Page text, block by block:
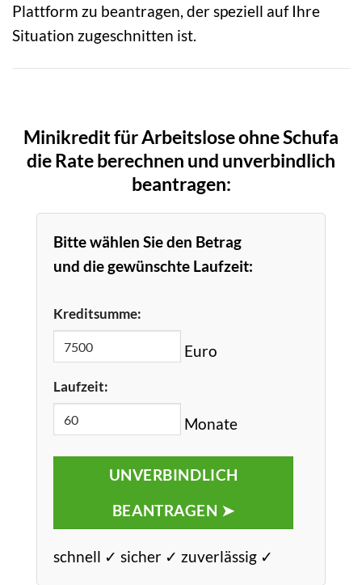
Plattform zu beantragen, der speziell auf Ihre
Situation zugeschnitten ist.
Minikredit für Arbeitslose ohne Schufa
die Rate berechnen und unverbindlich
beantragen:
Bitte wählen Sie den Betrag
und die gewünschte Laufzeit:
Kreditsumme:
Euro
Laufzeit:
Monate
UNVERBINDLICH
BEANTRAGEN ➤
schnell ✓ sicher ✓ zuverlässig ✓